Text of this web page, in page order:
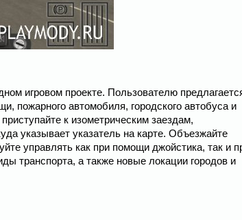
игровом проекте. Пользователю
пожарного автомобиля, городского автобуса и
к изометрическим заездам,
указывает указатель на карте. Объезжайте
управлять как при помощи джойстика, так и
транспорта, а также новые локации городов и